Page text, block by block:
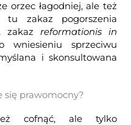
orzec łagodniej, ale też
tu zakaz pogorszenia
zakazreformationis in
wniesieniu sprzeciwu
i skonsultowana
się prawomocny?
cofnąć, ale tylko